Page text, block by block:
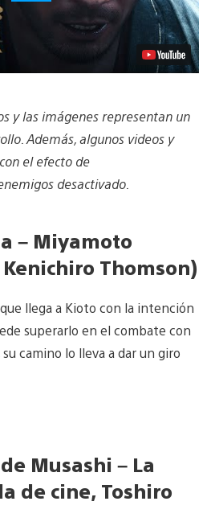
y las imágenes representan un
Además, algunos videos y
el efecto de
desactivado.
– Miyamoto
Thomson)
llega a Kioto con la intención
superarlo en el combate con
camino lo lleva a dar un giro
Musashi – La
de cine, Toshiro